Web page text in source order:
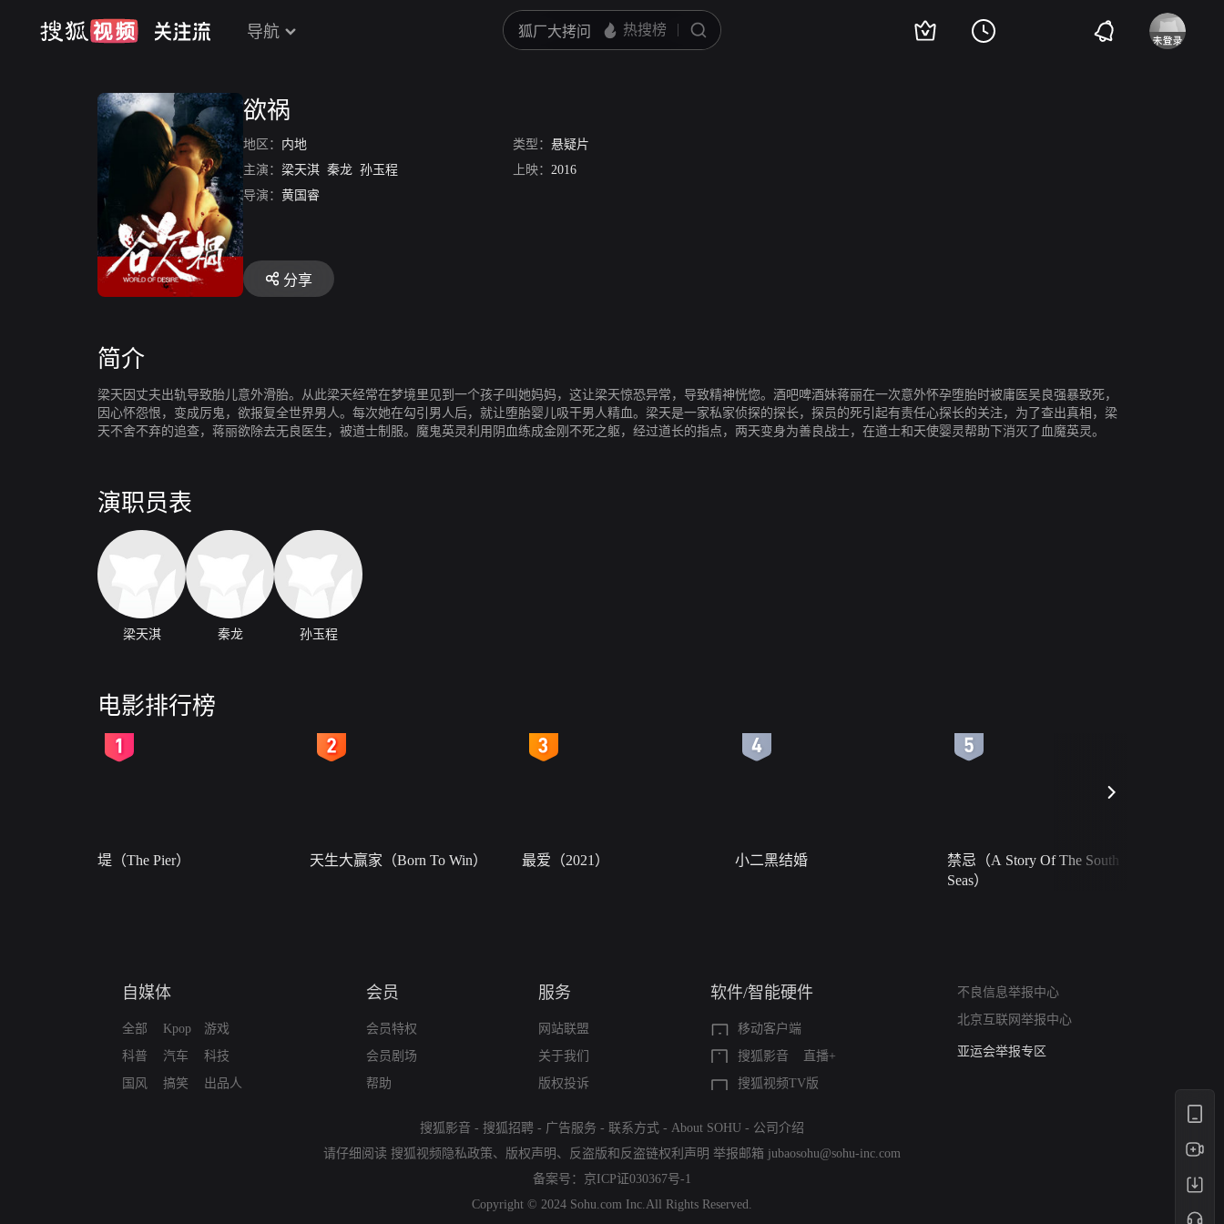
导航
欲祸
地区： 内地 类型： 悬疑片
主演： 梁天淇 秦龙 孙玉程 上映： 2016
导演： 黄国睿
分享
简介
梁天因丈夫出轨导致胎儿意外滑胎。从此梁天经常在梦境里见到一个孩子叫她妈妈，这让梁天惊恐异常，导致精神恍惚。酒吧啤酒妹蒋丽在一次意外怀孕堕胎时被庸医吴良强暴致死，
因心怀怨恨，变成厉鬼，欲报复全世界男人。每次她在勾引男人后，就让堕胎婴儿吸干男人精血。梁天是一家私家侦探的探长，探员的死引起有责任心探长的关注，为了查出真相，梁
天不舍不弃的追查，蒋丽欲除去无良医生，被道士制服。魔鬼英灵利用阴血练成金刚不死之躯，经过道长的指点，两天变身为善良战士，在道士和天使婴灵帮助下消灭了血魔英灵。
演职员表
梁天淇 秦龙 孙玉程
电影排行榜
堤（The Pier） 天生大赢家（Born To Win） 最爱（2021） 小二黑结婚
禁忌（A Story Of The South
Seas）
自媒体
全部
科普
国风
Kpop
汽车
搞笑
游戏
科技
出品人
会员
会员特权
会员剧场
帮助
服务
网站联盟
关于我们
版权投诉
软件/智能硬件
移动客户端
搜狐影音
直播+
搜狐视频TV版
不良信息举报中心
北京互联网举报中心
算法推荐专项举报
亚运会举报专区
搜狐影音 - 搜狐招聘 - 广告服务 - 联系方式 - About SOHU - 公司介绍
请仔细阅读 搜狐视频隐私政策、 版权声明 、 反盗版和反盗链权利声明 举报邮箱 jubaosohu@sohu-inc.com
备案号： 京ICP证030367号-1
Copyright © 2024 Sohu.com Inc.All Rights Reserved.